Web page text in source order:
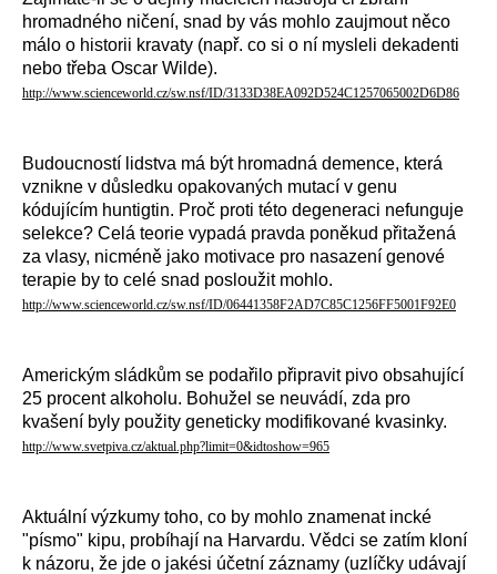
hromadného ničení, snad by vás mohlo zaujmout něco
málo o historii kravaty (např. co si o ní mysleli dekadenti
nebo třeba Oscar Wilde).
http://www.scienceworld.cz/sw.nsf/ID/3133D38EA092D524C1257065002D6D86
Budoucností lidstva má být hromadná demence, která
vznikne v důsledku opakovaných mutací v genu
kódujícím huntigtin. Proč proti této degeneraci nefunguje
selekce? Celá teorie vypadá pravda poněkud přitažená
za vlasy, nicméně jako motivace pro nasazení genové
terapie by to celé snad posloužit mohlo.
http://www.scienceworld.cz/sw.nsf/ID/06441358F2AD7C85C1256FF5001F92E0
Americkým sládkům se podařilo připravit pivo obsahující
25 procent alkoholu. Bohužel se neuvádí, zda pro
kvašení byly použity geneticky modifikované kvasinky.
http://www.svetpiva.cz/aktual.php?limit=0&idtoshow=965
Aktuální výzkumy toho, co by mohlo znamenat incké
"písmo" kipu, probíhají na Harvardu. Vědci se zatím kloní
k názoru, že jde o jakési účetní záznamy (uzlíčky udávají